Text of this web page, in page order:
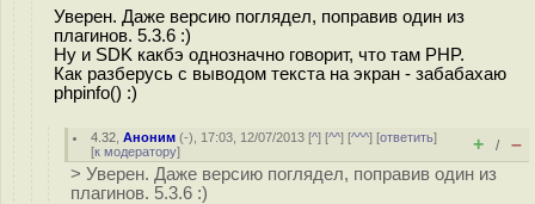
Уверен. Даже версию поглядел, поправив один из
плагинов. 5.3.6 :)
Ну и SDK какбэ однозначно говорит, что там PHP.
Как разберусь с выводом текста на экран - забабахаю
phpinfo() :)
4.32 ,Аноним (-), 17:03, 12/07/2013 [^] [^^] [^^^] [ответить]
[к модератору] + / –
> Уверен. Даже версию поглядел, поправив один из
плагинов. 5.3.6 :)